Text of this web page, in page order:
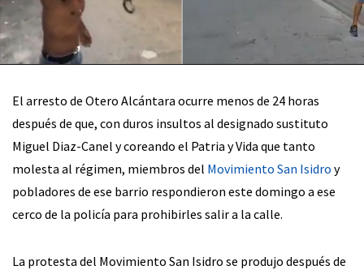
El arresto de Otero Alcántara ocurre menos de 24 horas
después de que, con duros insultos al designado sustituto
Miguel Diaz-Canel y coreando el Patria y Vida que tanto
molesta al régimen, miembros del Movimiento San Isidro y
pobladores de ese barrio respondieron este domingo a ese
cerco de la policía para prohibirles salir a la calle.
La protesta del Movimiento San Isidro se produjo después de